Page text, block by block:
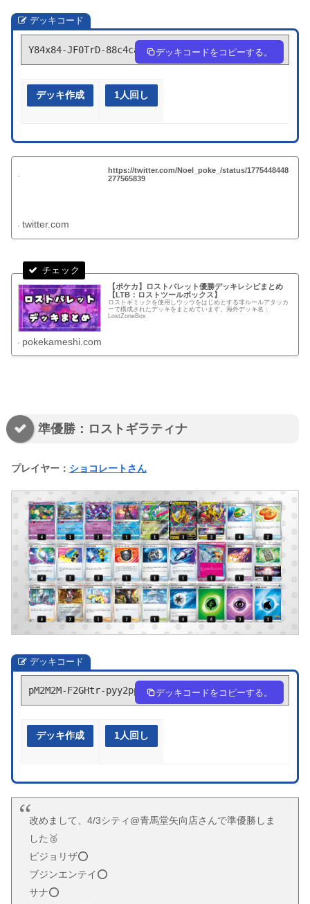
デッキコード
Y84x84-JF0TrD-88c4ca デッキコードをコピーする。
デッキ作成 1人回し
https://twitter.com/Noel_poke_/status/1775448448
277565839
twitter.com
【ポケカ】ロストバレット優勝デッキレシピまとめ
【LTB：ロストツールボックス】
ロストギミックを使用しウッウをはじめとする非ルールアタッカ
ーで構成されたデッキをまとめています。海外デッキ名：
LostZoneBox
pokekameshi.com
準優勝：ロストギラティナ
プレイヤー： ショコレートさん
デッキコード
pM2M2M-F2GHtr-pyy2pp デッキコードをコピーする。
デッキ作成 1人回し
改めまして、4/3シティ@青馬堂矢向店さんで準優勝しま
した🥈
ピジョリザ⭕️
ブジンエンテイ⭕️
サナ⭕️